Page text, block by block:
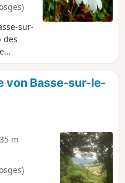
sur-
des
von
von Basse-sur-le-
m